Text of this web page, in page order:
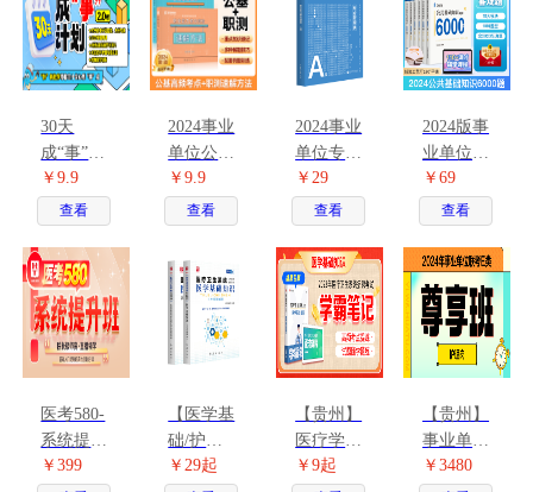
30天
成“事”计
划-2.0
￥9.9
查看
2024事业
单位公基
高频考点
+职测速
解手册2
本
￥9.9
查看
2024事业
单位专用
教材职业
能力倾向
测验.A类
￥29
查看
2024版事
业单位考
试公共基
础知识题
库6000题
￥69
查看
医考580-
系统提升
班
￥399
【医学基
础/护理/
临床】
￥29起
【贵州】
医疗学霸
笔记
￥9起
【贵州】
事业单位
联考E类
￥3480